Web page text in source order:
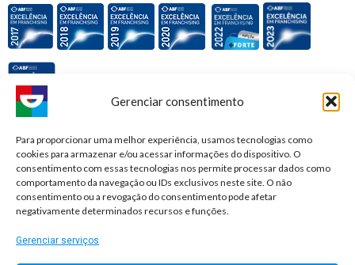
Gerenciar consentimento
Para proporcionar uma melhor experiência, usamos tecnologias como
cookies para armazenar e/ou acessar informações do dispositivo. O
consentimento com essas tecnologias nos permite processar dados como
comportamento da navegação ou IDs exclusivos neste site. O não
consentimento ou a revogação do consentimento pode afetar
negativamente determinados recursos e funções.
Gerenciar serviços
Premiações e honrarias: